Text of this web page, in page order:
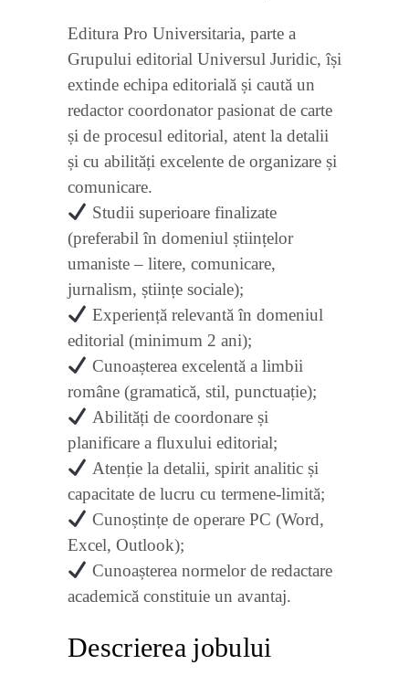
Editura Pro Universitaria, parte a
Grupului editorial Universul Juridic, își
extinde echipa editorială și caută un
redactor coordonator pasionat de carte
și de procesul editorial, atent la detalii
și cu abilități excelente de organizare și
comunicare.
Studii superioare finalizate
(preferabil în domeniul științelor
umaniste – litere, comunicare,
jurnalism, științe sociale);
Experiență relevantă în domeniul
editorial (minimum 2 ani);
Cunoașterea excelentă a limbii
române (gramatică, stil, punctuație);
Abilități de coordonare și
planificare a fluxului editorial;
Atenție la detalii, spirit analitic și
capacitate de lucru cu termene-limită;
Cunoștințe de operare PC (Word,
Excel, Outlook);
Cunoașterea normelor de redactare
academică constituie un avantaj.
Descrierea jobului